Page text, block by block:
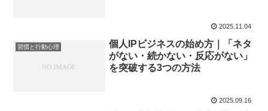
2025.11.04
習慣と行動心理
個人IPビジネスの始め方｜「ネタ
がない・続かない・反応がない」
を突破する3つの方法
2025.09.16